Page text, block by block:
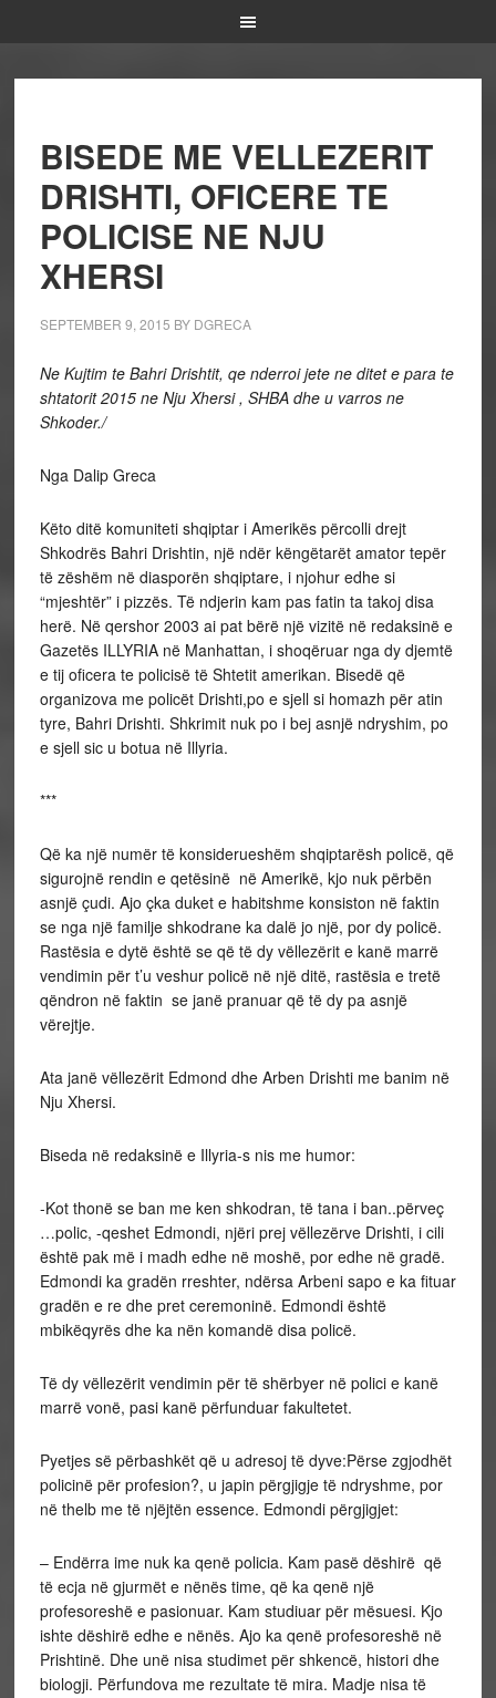
BISEDE ME VELLEZERIT
DRISHTI, OFICERE TE
POLICISE NE NJU
XHERSI
SEPTEMBER 9, 2015 BY DGRECA
Ne Kujtim te Bahri Drishtit, qe nderroi jete ne ditet e para te
shtatorit 2015 ne Nju Xhersi , SHBA dhe u varros ne
Shkoder./
Nga Dalip Greca
Këto ditë komuniteti shqiptar i Amerikës përcolli drejt
Shkodrës Bahri Drishtin, një ndër këngëtarët amator tepër
të zëshëm në diasporën shqiptare, i njohur edhe si
“mjeshtër” i pizzës. Të ndjerin kam pas fatin ta takoj disa
herë. Në qershor 2003 ai pat bërë një vizitë në redaksinë e
Gazetës ILLYRIA në Manhattan, i shoqëruar nga dy djemtë
e tij oficera te policisë të Shtetit amerikan. Bisedë që
organizova me policët Drishti,po e sjell si homazh për atin
tyre, Bahri Drishti. Shkrimit nuk po i bej asnjë ndryshim, po
e sjell sic u botua në Illyria.
***
Që ka një numër të konsiderueshëm shqiptarësh policë, që
sigurojnë rendin e qetësinë në Amerikë, kjo nuk përbën
asnjë çudi. Ajo çka duket e habitshme konsiston në faktin
se nga një familje shkodrane ka dalë jo një, por dy policë.
Rastësia e dytë është se që të dy vëllezërit e kanë marrë
vendimin për t’u veshur policë në një ditë, rastësia e tretë
qëndron në faktin se janë pranuar që të dy pa asnjë
vërejtje.
Ata janë vëllezërit Edmond dhe Arben Drishti me banim në
Nju Xhersi.
Biseda në redaksinë e Illyria-s nis me humor:
-Kot thonë se ban me ken shkodran, të tana i ban..përveç
…polic, -qeshet Edmondi, njëri prej vëllezërve Drishti, i cili
është pak më i madh edhe në moshë, por edhe në gradë.
Edmondi ka gradën rreshter, ndërsa Arbeni sapo e ka fituar
gradën e re dhe pret ceremoninë. Edmondi është
mbikëqyrës dhe ka nën komandë disa policë.
Të dy vëllezërit vendimin për të shërbyer në polici e kanë
marrë vonë, pasi kanë përfunduar fakultetet.
Pyetjes së përbashkët që u adresoj të dyve:Përse zgjodhët
policinë për profesion?, u japin përgjigje të ndryshme, por
në thelb me të njëjtën essence. Edmondi përgjigjet:
– Endërra ime nuk ka qenë policia. Kam pasë dëshirë që
të ecja në gjurmët e nënës time, që ka qenë një
profesoreshë e pasionuar. Kam studiuar për mësuesi. Kjo
ishte dëshirë edhe e nënës. Ajo ka qenë profesoreshë në
Prishtinë. Dhe unë nisa studimet për shkencë, histori dhe
biologji. Përfundova me rezultate të mira. Madje nisa të